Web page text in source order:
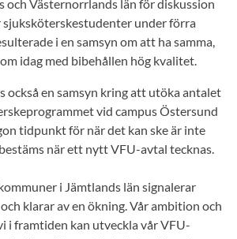
och Västernorrlands län för diskussion
under förra
i en samsyn om att ha samma,
idag med bibehållen hög kvalitet.
också en samsyn kring att utöka antalet
vid campus Östersund
tidpunkt för när det kan ske är inte
när ett nytt VFU-avtal tecknas.
i Jämtlands län signalerar
klarar av en ökning. Vår ambition och
i framtiden kan utveckla vår VFU-